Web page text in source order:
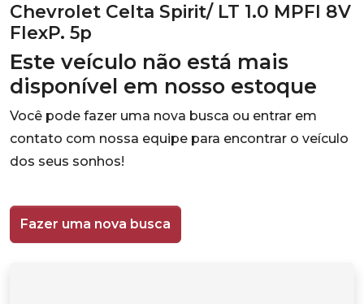
Chevrolet Celta Spirit/ LT 1.0 MPFI 8V
FlexP. 5p
Este veículo não está mais
disponível em nosso estoque
Você pode fazer uma nova busca ou entrar em
contato com nossa equipe para encontrar o veículo
dos seus sonhos!
Fazer uma nova busca